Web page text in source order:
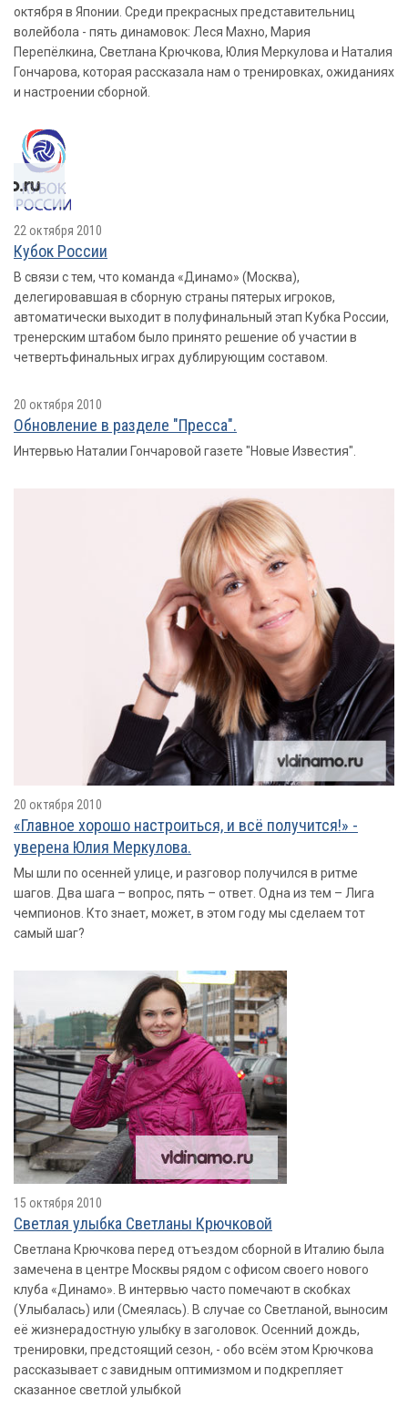
октября в Японии. Среди прекрасных представительниц
волейбола - пять динамовок: Леся Махно, Мария
Перепёлкина, Светлана Крючкова, Юлия Меркулова и Наталия
Гончарова, которая рассказала нам о тренировках, ожиданиях
и настроении сборной.
22 октября 2010
Кубок России
В связи с тем, что команда «Динамо» (Москва),
делегировавшая в сборную страны пятерых игроков,
автоматически выходит в полуфинальный этап Кубка России,
тренерским штабом было принято решение об участии в
четвертьфинальных играх дублирующим составом.
20 октября 2010
Обновление в разделе "Пресса".
Интервью Наталии Гончаровой газете "Новые Известия".
20 октября 2010
«Главное хорошо настроиться, и всё получится!» -
уверена Юлия Меркулова.
Мы шли по осенней улице, и разговор получился в ритме
шагов. Два шага – вопрос, пять – ответ. Одна из тем – Лига
чемпионов. Кто знает, может, в этом году мы сделаем тот
самый шаг?
15 октября 2010
Светлая улыбка Светланы Крючковой
Светлана Крючкова перед отъездом сборной в Италию была
замечена в центре Москвы рядом с офисом своего нового
клуба «Динамо». В интервью часто помечают в скобках
(Улыбалась) или (Смеялась). В случае со Светланой, выносим
её жизнерадостную улыбку в заголовок. Осенний дождь,
тренировки, предстоящий сезон, - обо всём этом Крючкова
рассказывает с завидным оптимизмом и подкрепляет
сказанное светлой улыбкой